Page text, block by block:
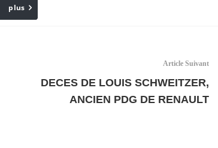
Email
plus
Article Suivant
DECES DE LOUIS SCHWEITZER,
ANCIEN PDG DE RENAULT